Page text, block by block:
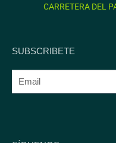
CARRETERA DEL
SUBSCRIBETE